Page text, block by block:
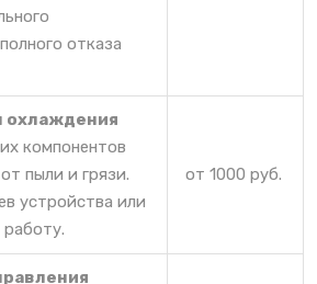
отказа
охлаждения
компонентов
пыли и грязи.
устройства или
от 1000 руб.